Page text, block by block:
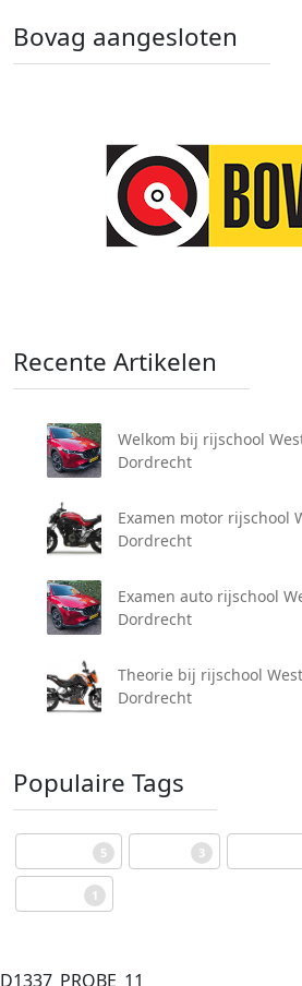
Bovag aangesloten
Recente Artikelen
Welkom bij rijschool
Dordrecht
Examen motor rijschool
Dordrecht
Examen auto rijschool
Dordrecht
Theorie bij rijschool
Dordrecht
Populaire Tags
5 3
1